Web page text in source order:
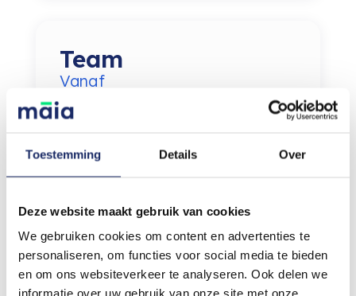
Toestemming Details Over
Deze website maakt gebruik van cookies
We gebruiken cookies om content en advertenties te
personaliseren, om functies voor social media te bieden
en om ons websiteverkeer te analyseren. Ook delen we
informatie over uw gebruik van onze site met onze
Team
Vanaf
€
Bedrijfsaansprakelijkheid
Inventaris en goederen
Spullen onderweg